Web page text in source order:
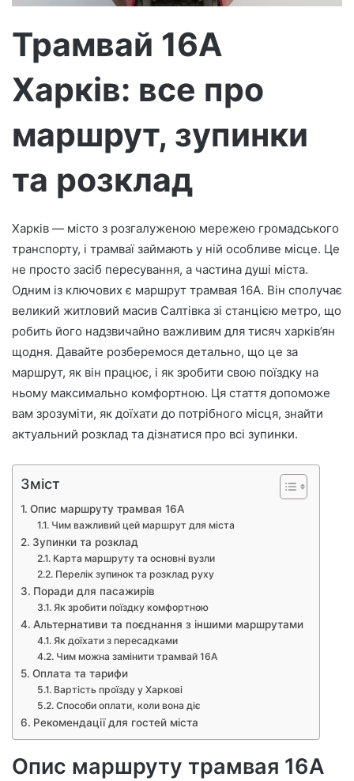
т
о
н
о
о
л
и
с
а
Трамвай 16А
Харків: все про
маршрут, зупинки
та розклад
Харків — місто з розгалуженою мережею громадського
транспорту, і трамваї займають у ній особливе місце. Це
не просто засіб пересування, а частина душі міста.
Одним із ключових є маршрут трамвая 16А. Він сполучає
великий житловий масив Салтівка зі станцією метро, що
робить його надзвичайно важливим для тисяч харків’ян
щодня. Давайте розберемося детально, що це за
маршрут, як він працює, і як зробити свою поїздку на
ньому максимально комфортною. Ця стаття допоможе
вам зрозуміти, як доїхати до потрібного місця, знайти
актуальний розклад та дізнатися про всі зупинки.
Зміст
Опис маршруту трамвая 16А
Чим важливий цей маршрут для міста
Зупинки та розклад
Карта маршруту та основні вузли
Перелік зупинок та розклад руху
Поради для пасажирів
Як зробити поїздку комфортною
Альтернативи та поєднання з іншими маршрутами
Як доїхати з пересадками
Чим можна замінити трамвай 16А
Оплата та тарифи
Вартість проїзду у Харкові
Способи оплати, коли вона діє
Рекомендації для гостей міста
Опис маршруту трамвая 16А